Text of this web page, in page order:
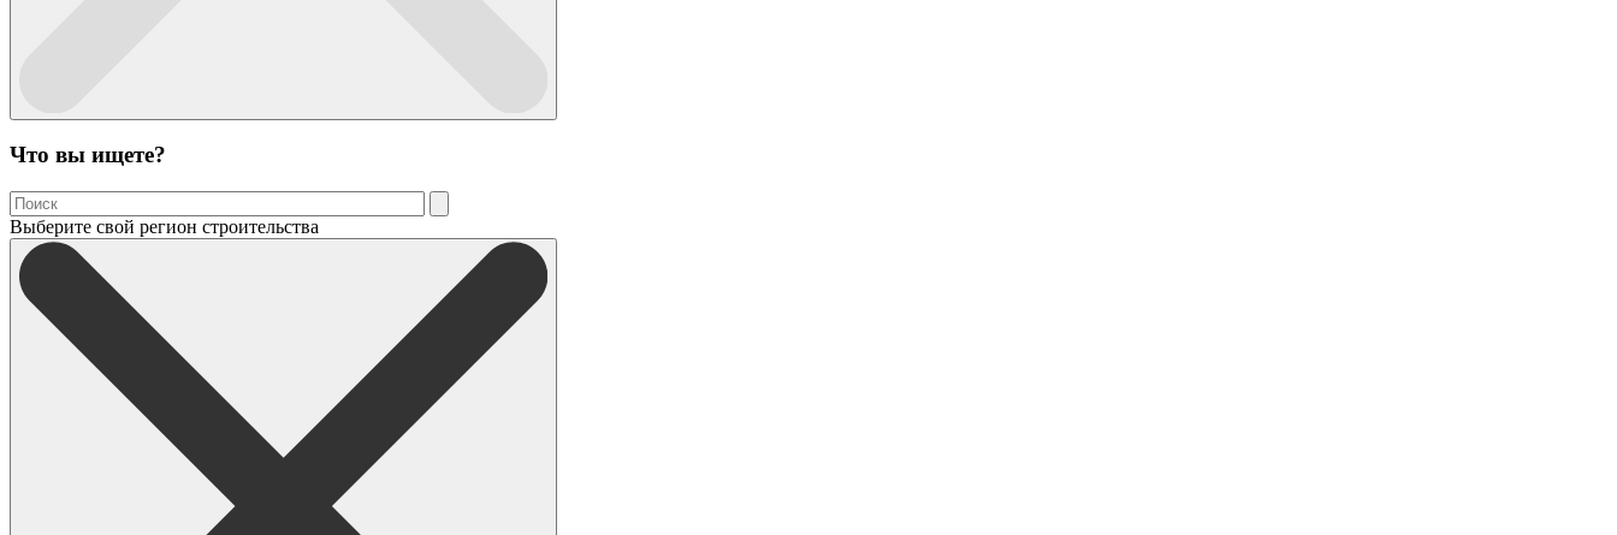
Что вы ищете?
Выберите свой регион строительства